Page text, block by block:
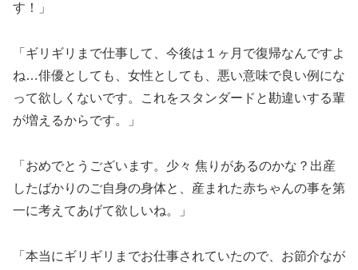
す！」
「ギリギリまで仕事して、今後は１ヶ月で復帰なんですよ
ね…俳優としても、女性としても、悪い意味で良い例にな
って欲しくないです。これをスタンダードと勘違いする輩
が増えるからです。」
「おめでとうございます。少々 焦りがあるのかな？出産
したばかりのご自身の身体と、産まれた赤ちゃんの事を第
一に考えてあげて欲しいね。」
「本当にギリギリまでお仕事されていたので、お節介なが